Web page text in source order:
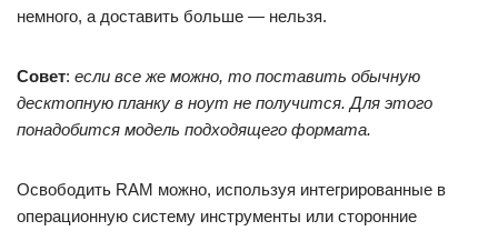
немного, а доставить больше — нельзя.
Совет: если все же можно, то поставить обычную
десктопную планку в ноут не получится. Для этого
понадобится модель подходящего формата.
Освободить RAM можно, используя интегрированные в
операционную систему инструменты или сторонние